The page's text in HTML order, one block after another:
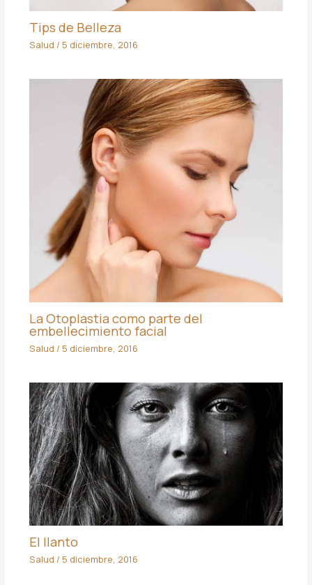
Tips de Belleza
Salud / 5 diciembre, 2016
La Otoplastia como parte del
embellecimiento facial
Salud / 5 diciembre, 2016
El llanto
Salud / 5 diciembre, 2016